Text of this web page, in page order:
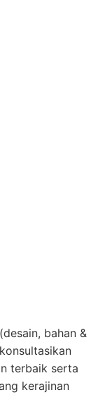
bahan &
terbaik serta
kerajinan